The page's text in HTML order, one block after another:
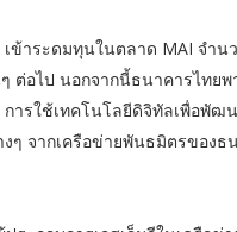
ข้าระดมทุนในตลาด MAI จำน
ๆ ต่อไป นอกจากนี้ธนาคารไทย
ารใช้เทคโนโลยีดิจิทัลเพื่อพัฒ
ๆ จากเครือข่ายพันธมิตรของ